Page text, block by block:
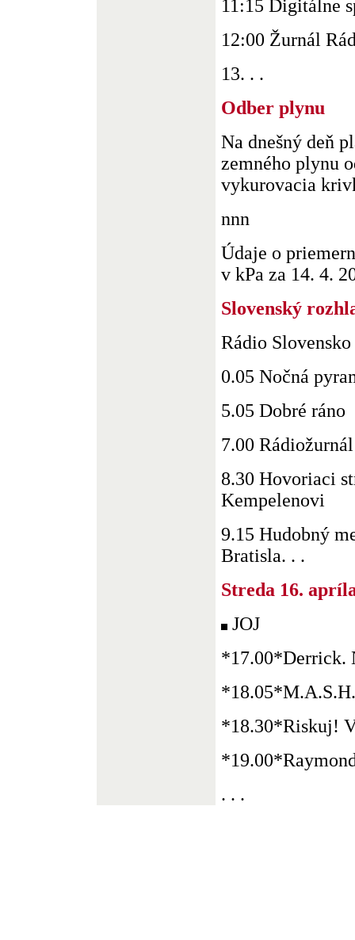
11:15 Digitálne
12:00 Žurnál
13. . .
Odber plynu
Na dnešný deň
zemného plynu
vykurovacia
nnn
Údaje o
v kPa za 14. 4.
Slovenský
Rádio Slovensko
0.05 Nočná
5.05 Dobré ráno
7.00 Rádiožurnál
8.30 Hovoriaci
Kempelenovi
9.15 Hudobný
Bratisla. . .
Streda 16.
JOJ
*17.00*Derrick.
*18.30*Riskuj!
. . .